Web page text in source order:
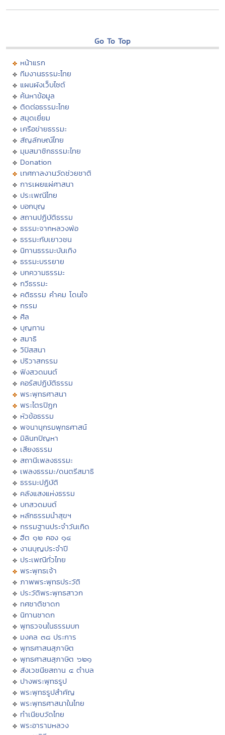
Go To Top
หน้าแรก
ทีมงานธรรมะไทย
แผนผังเว็บไซต์
ค้นหาข้อมูล
ติดต่อธรรมะไทย
สมุดเยี่ยม
เครือข่ายธรรมะ
สัญลักษณ์ไทย
มุมสมาชิกธรรมะไทย
Donation
เทศกาลงานวัดช่วยชาติ
การเผยแผ่ศาสนา
ประเพณีไทย
บอกบุญ
สถานปฏิบัติธรรม
ธรรมะจากหลวงพ่อ
ธรรมะกับเยาวชน
นิทานธรรมะบันเทิง
ธรรมะบรรยาย
บทความธรรมะ
กวีธรรมะ
คติธรรม คำคม โดนใจ
กรรม
ศีล
บุญทาน
สมาธิ
วิปัสสนา
ปริวาสกรรม
ฟังสวดมนต์
คอร์สปฏิบัติธรรม
พระพุทธศาสนา
พระไตรปิฏก
หัวข้อธรรม
พจนานุกรมพุทธศาสน์
มิลินทปัญหา
เสียงธรรม
สถานีเพลงธรรมะ
เพลงธรรมะ/ดนตรีสมาธิ
ธรรมะปฏิบัติ
คลังแสงแห่งธรรม
บทสวดมนต์
หลักธรรมนำสุขฯ
กรรมฐานประจำวันเกิด
ฮีต ๑๒ คอง ๑๔
งานบุญประจำปี
ประเพณีทั่วไทย
พระพุทธเจ้า
ภาพพระพุทธประวัติ
ประวัติพระพุทธสาวก
ทศชาติชาดก
นิทานชาดก
พุทธวจนในธรรมบท
มงคล ๓๘ ประการ
พุทธศาสนสุภาษิต
พุทธศาสนสุภาษิต ๖๒๑
สังเวชนียสถาน ๔ ตำบล
ปางพระพุทธรูป
พระพุทธรูปสำคัญ
พระพุทธศาสนาในไทย
ทำเนียบวัดไทย
พระอารามหลวง